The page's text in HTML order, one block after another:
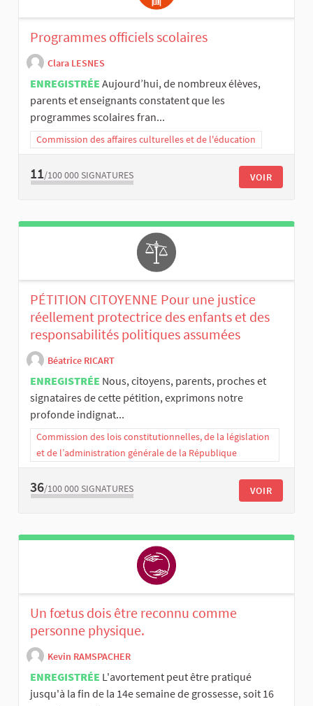
Programmes officiels scolaires
Clara LESNES
ENREGISTRÉE Aujourd’hui, de nombreux élèves,
parents et enseignants constatent que les
programmes scolaires fran...
Commission des affaires culturelles et de l'éducation
11/100 000 SIGNATURES VOIR
PÉTITION CITOYENNE Pour une justice
réellement protectrice des enfants et des
responsabilités politiques assumées
Béatrice RICART
ENREGISTRÉE Nous, citoyens, parents, proches et
signataires de cette pétition, exprimons notre
profonde indignat...
Commission des lois constitutionnelles, de la législation
et de l’administration générale de la République
36/100 000 SIGNATURES VOIR
Un fœtus dois être reconnu comme
personne physique.
Kevin RAMSPACHER
ENREGISTRÉE L'avortement peut être pratiqué
jusqu'à la fin de la 14e semaine de grossesse, soit 16